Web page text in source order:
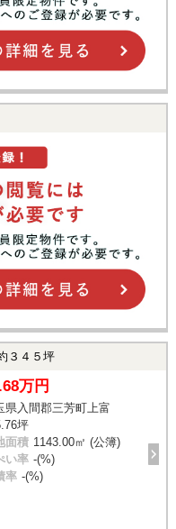
３４５坪
万円
県入間郡三芳町上富
坪
面積 1143.00㎡ (公簿)
い率 -(%)
率 -(%)